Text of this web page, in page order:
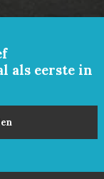
als eerste in